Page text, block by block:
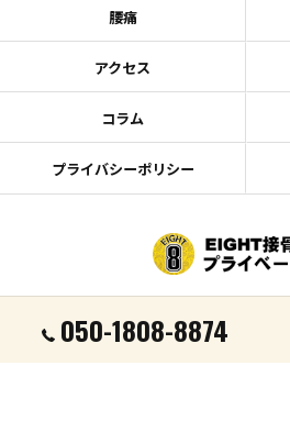
050-1808-8874
腰痛
アクセス
コラム
プライバシーポリシー
© 2026 宮城県仙台のキックボクシングなら
RIGHTS RESERVED.